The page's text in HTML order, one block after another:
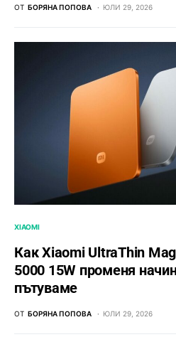
ОТ БОРЯНА ПОПОВА ЮЛИ 29, 2026
XIAOMI
Как Xiaomi UltraThin
5000 15W променя
пътуваме
ОТ БОРЯНА ПОПОВА ЮЛИ 29, 2026